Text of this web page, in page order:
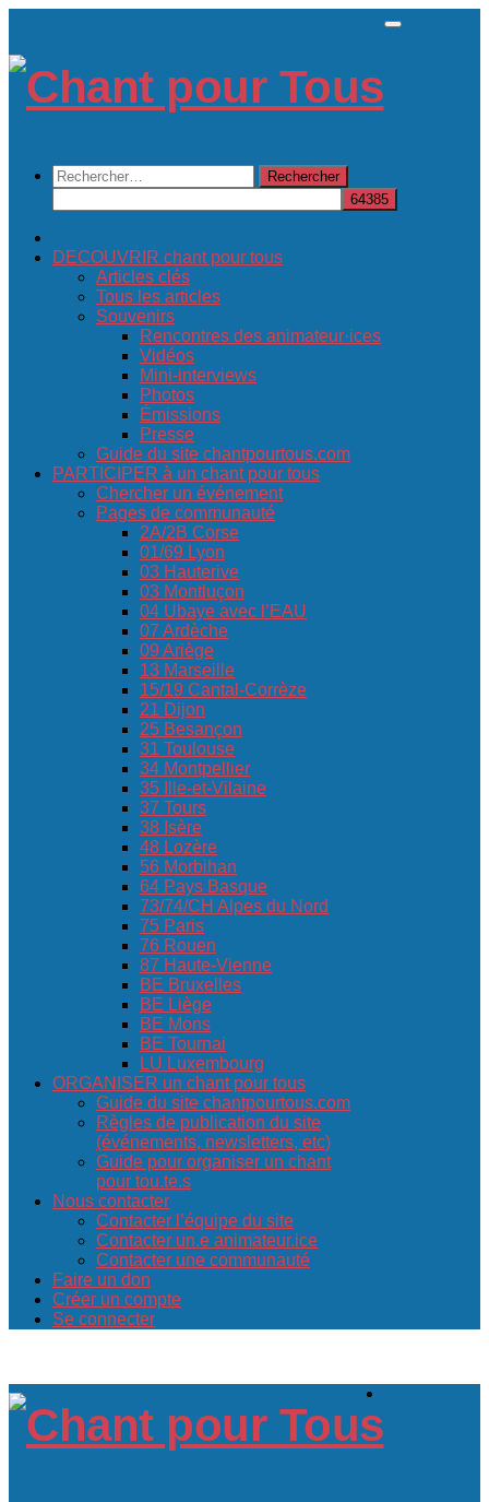
content
Rechercher :
DECOUVRIR chant pour tous
Articles clés
Tous les articles
Souvenirs
Rencontres des animateur·ices
Vidéos
Mini-interviews
Photos
Émissions
Presse
Guide du site chantpourtous.com
PARTICIPER à un chant pour tous
Chercher un événement
Pages de communauté
2A/2B Corse
01/69 Lyon
03 Hauterive
03 Montluçon
04 Ubaye avec l’EAU
07 Ardèche
09 Ariège
13 Marseille
15/19 Cantal-Corrèze
21 Dijon
25 Besançon
31 Toulouse
34 Montpellier
35 Ille-et-Vilaine
37 Tours
38 Isère
48 Lozère
56 Morbihan
64 Pays Basque
73/74/CH Alpes du Nord
75 Paris
76 Rouen
87 Haute-Vienne
BE Bruxelles
BE Liège
BE Mons
BE Tournai
LU Luxembourg
ORGANISER un chant pour tous
Guide du site chantpourtous.com
Règles de publication du site
(événements, newsletters, etc)
Guide pour organiser un chant
pour tou.te.s
Nous contacter
Contacter l’équipe du site
Contacter un.e animateur.ice
Contacter une communauté
Faire un don
Créer un compte
Se connecter